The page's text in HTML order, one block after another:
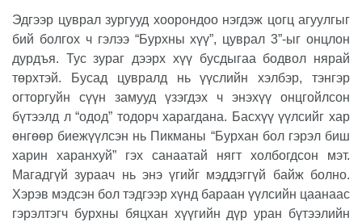
Эдгээр цуврал зургууд хоорондоо нэгдэж цогц агуулгыг
бий болгох ч гэлээ “Бурхны хүү”, цуврал 3”-ыг онцлон
дурдъя. Тус зураг дээрх хүү бусдыгаа бодвол нярай
төрхтэй. Бусад цувралд нь үүслийн хэлбэр, тэнгэр
огторгуйн сүүн замууд үзэгдэх ч энэхүү онцгойлсон
бүтээлд л “одод” тодорч харагдана. Басхүү үүлсийг хар
өнгөөр биежүүлсэн нь Пикманы “Бурхан бол гэрэл биш
харин харанхуй” гэх санаатай нягт холбогдсон мэт.
Магадгүй зураач нь энэ үгийг мэддэггүй байж болно.
Хэрэв мэдсэн бол тэдгээр хүнд бараан үүлсийн цаанаас
гэрэлтэгч бурхны бяцхан хүүгийн дүр уран бүтээлийн